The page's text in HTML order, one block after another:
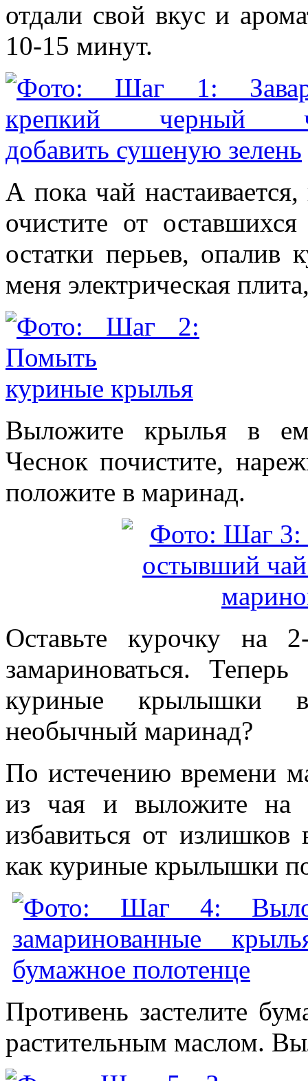
отдали свой вкус и
10-15 минут.
А пока чай
очистите от
остатки перьев, опалив
меня электрическая
Выложите крылья в
Чеснок почистите,
положите в маринад.
Оставьте курочку на
замариноваться.
куриные крылышки
необычный маринад?
По истечению времени
из чая и выложите на
избавиться от
как куриные крылышки
Противень застелите
растительным маслом.